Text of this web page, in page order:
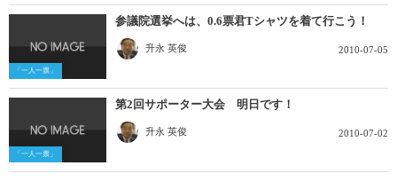
「一人一票」
参議院選挙へは、0.6票君Tシャツを着て行こう！
升永 英俊 2010-07-05
「一人一票」
第2回サポーター大会 明日です！
升永 英俊 2010-07-02